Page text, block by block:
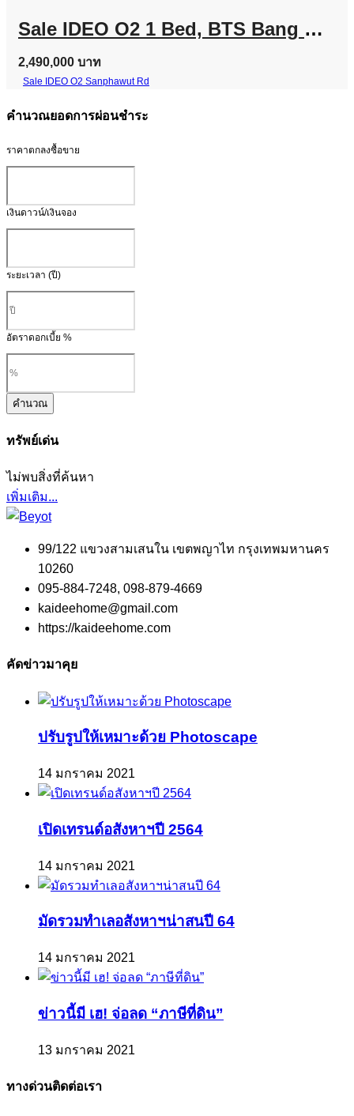
Sale IDEO O2 1 Bed, BTS Bang Na Line @757zwvfy
2,490,000 บาท
Sale IDEO O2 Sanphawut Rd
คำนวณยอดการผ่อนชำระ
ราคาตกลงซื้อขาย
เงินดาวน์/เงินจอง
ระยะเวลา (ปี)
อัตราดอกเบี้ย %
คำนวณ
ทรัพย์เด่น
ไม่พบสิ่งที่ค้นหา
เพิ่มเติม...
99/122 แขวงสามเสนใน เขตพญาไท กรุงเทพมหานคร
10260
095-884-7248, 098-879-4669
kaideehome@gmail.com
https://kaideehome.com
คัดข่าวมาคุย
ปรับรูปให้เหมาะด้วย Photoscape
14 มกราคม 2021
เปิดเทรนด์อสังหาฯปี 2564
14 มกราคม 2021
มัดรวมทำเลอสังหาฯน่าสนปี 64
14 มกราคม 2021
ข่าวนี้มี เฮ! จ่อลด “ภาษีที่ดิน”
13 มกราคม 2021
ทางด่วนติดต่อเรา